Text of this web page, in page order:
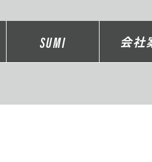
SUMI 会社